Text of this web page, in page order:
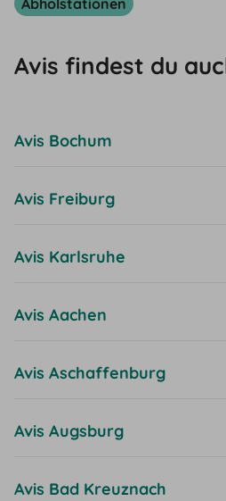
Avis findest du
Avis Bochum
Avis Freiburg
Avis Karlsruhe
Avis Aachen
Avis Aschaffenburg
Avis Augsburg
Avis Bad Kreuznach